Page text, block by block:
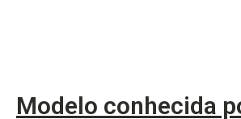
Modelo conhecida